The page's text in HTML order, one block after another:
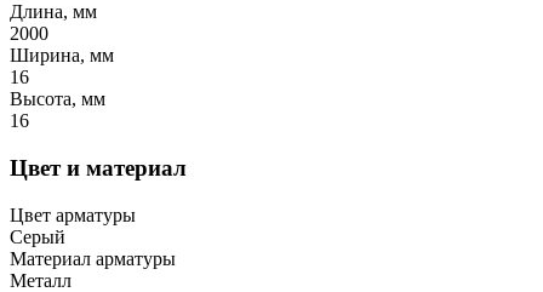
Длина, мм
2000
Ширина, мм
16
Высота, мм
16
Цвет и материал
Цвет арматуры
Серый
Материал арматуры
Металл